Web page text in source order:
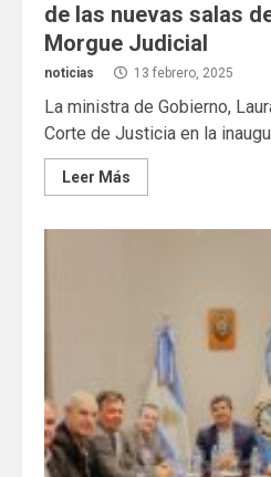
de las nuevas salas
Morgue Judicial
noticias 13 febrero, 2025
La ministra de Gobierno,
Corte de Justicia en la
Leer Más